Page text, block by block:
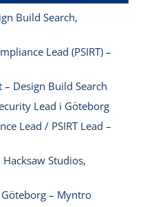
Build Search,
Lead (PSIRT) –
Design Build Search
Lead i Göteborg
Lead / PSIRT Lead –
Studios,
– Myntro